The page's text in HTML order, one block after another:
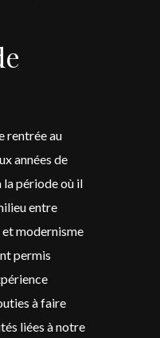
rentrée au
années de
la période où il
entre
modernisme
permis
à faire
liées à notre